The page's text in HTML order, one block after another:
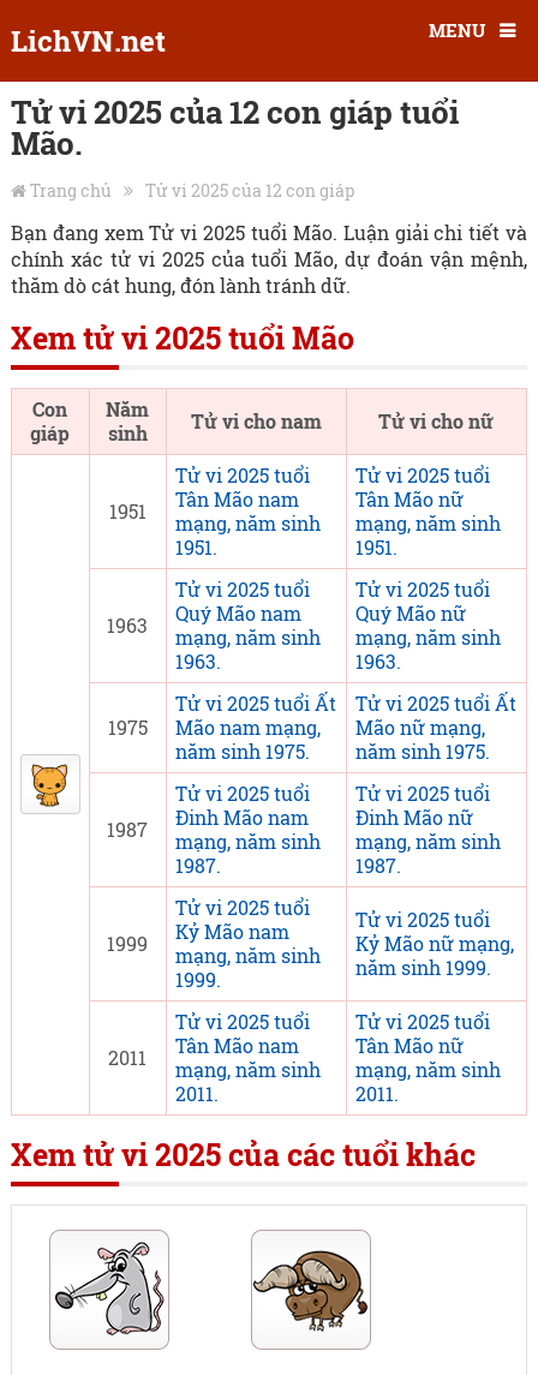
LichVN.net MENU
Tử vi 2025 của 12 con giáp tuổi
Mão.
Trang chủ Tử vi 2025 của 12 con giáp
Bạn đang xem Tử vi 2025 tuổi Mão. Luận giải chi tiết và
chính xác tử vi 2025 của tuổi Mão, dự đoán vận mệnh,
thăm dò cát hung, đón lành tránh dữ.
Xem tử vi 2025 tuổi Mão
Con
giáp
Năm
sinh
Tử vi cho nam Tử vi cho nữ
1951
Tử vi 2025 tuổi
Tân Mão nam
mạng, năm sinh
1951.
Tử vi 2025 tuổi
Tân Mão nữ
mạng, năm sinh
1951.
1963
Tử vi 2025 tuổi
Quý Mão nam
mạng, năm sinh
1963.
Tử vi 2025 tuổi
Quý Mão nữ
mạng, năm sinh
1963.
1975
Tử vi 2025 tuổi Ất
Mão nam mạng,
năm sinh 1975.
Tử vi 2025 tuổi Ất
Mão nữ mạng,
năm sinh 1975.
1987
Tử vi 2025 tuổi
Đinh Mão nam
mạng, năm sinh
1987.
Tử vi 2025 tuổi
Đinh Mão nữ
mạng, năm sinh
1987.
1999
Tử vi 2025 tuổi
Kỷ Mão nam
mạng, năm sinh
1999.
Tử vi 2025 tuổi
Kỷ Mão nữ mạng,
năm sinh 1999.
2011
Tử vi 2025 tuổi
Tân Mão nam
mạng, năm sinh
2011.
Tử vi 2025 tuổi
Tân Mão nữ
mạng, năm sinh
2011.
Xem tử vi 2025 của các tuổi khác